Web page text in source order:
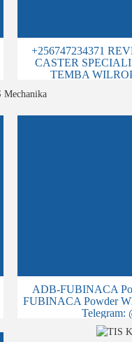
+256747234371
CASTER
TEMBA
BAY,
ADB-FUBINACA
FUBINACA Powder
Telegram: